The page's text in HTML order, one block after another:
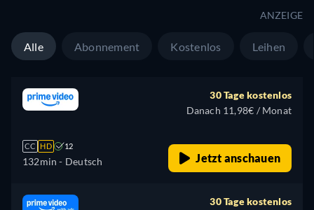
ANZEIGE
Alle Abonnement Kostenlos Leihen
CC HD 12
132min - Deutsch
30 Tage kostenlos
Danach 11,98€ / Monat
Jetzt anschauen
30 Tage kostenlos